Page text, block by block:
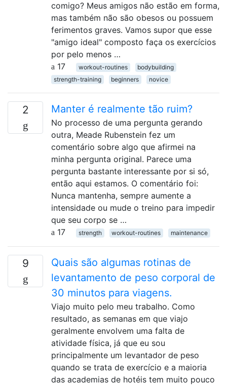
comigo? Meus amigos não estão em forma,
mas também não são obesos ou possuem
ferimentos graves. Vamos supor que esse
"amigo ideal" composto faça os exercícios
por pelo menos …
17
workout-routines
bodybuilding
strength-training
beginners novice
2 Manter é realmente tão ruim?
No processo de uma pergunta gerando
outra, Meade Rubenstein fez um
comentário sobre algo que afirmei na
minha pergunta original. Parece uma
pergunta bastante interessante por si só,
então aqui estamos. O comentário foi:
Nunca mantenha, sempre aumente a
intensidade ou mude o treino para impedir
que seu corpo se …
17
strength workout-routines maintenance
9
Quais são algumas rotinas de
levantamento de peso corporal de
30 minutos para viagens.
Viajo muito pelo meu trabalho. Como
resultado, as semanas em que viajo
geralmente envolvem uma falta de
atividade física, já que eu sou
principalmente um levantador de peso
quando se trata de exercício e a maioria
das academias de hotéis tem muito pouco